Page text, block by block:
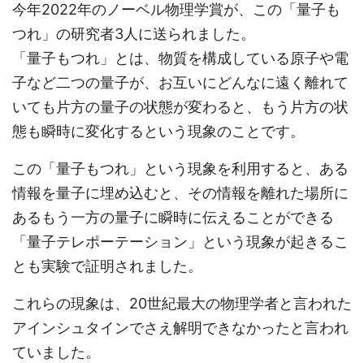
今年2022年のノーベル物理学賞が、この「量子も
つれ」の研究者3人に送られました。
「量子もつれ」とは、物質を構成している原子や電
子など二つの量子が、お互いにどんなに遠く離れて
いても片方の量子の状態が変わると、もう片方の状
態も瞬時に変化するという現象のことです。
この「量子もつれ」という現象を利用すると、ある
情報を量子に埋め込むと、その情報を離れた場所に
あるもう一方の量子に瞬時に伝えることができる
「量子テレポーテーション」という現象が起きるこ
とも実験で証明されました。
これらの現象は、20世紀最大の物理学者と言われた
アインシュタインでさえ解明できなかったと言われ
ていました。